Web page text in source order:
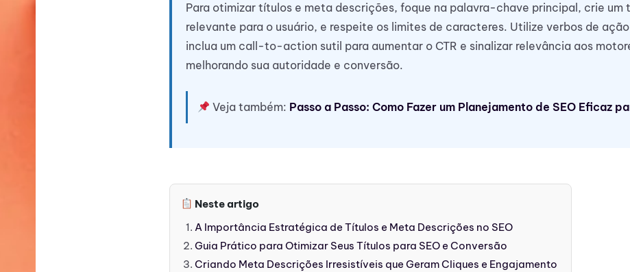
Para otimizar títulos e meta descrições, foque na palavra-chave principal, crie
relevante para o usuário, e respeite os limites de caracteres. Utilize verbos de
inclua um call-to-action sutil para aumentar o CTR e sinalizar relevância aos
melhorando sua autoridade e conversão.
Veja também: Passo a Passo: Como Fazer um Planejamento de SEO Eficaz
Neste artigo
A Importância Estratégica de Títulos e Meta Descrições no SEO
Guia Prático para Otimizar Seus Títulos para SEO e Conversão
Criando Meta Descrições Irresistíveis que Geram Cliques e Engajamento